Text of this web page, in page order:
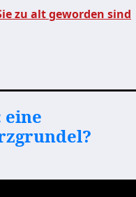
zu alt geworden sind